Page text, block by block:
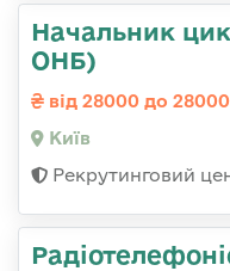
Начальник
ОНБ)
від 28000 до
Київ
Рекрутинговий